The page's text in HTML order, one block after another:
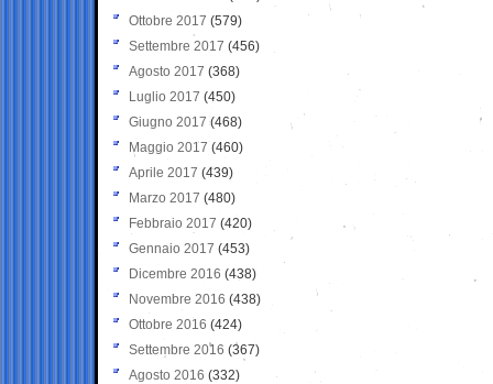
Ottobre 2017 (579)
Settembre 2017 (456)
Agosto 2017 (368)
Luglio 2017 (450)
Giugno 2017 (468)
Maggio 2017 (460)
Aprile 2017 (439)
Marzo 2017 (480)
Febbraio 2017 (420)
Gennaio 2017 (453)
Dicembre 2016 (438)
Novembre 2016 (438)
Ottobre 2016 (424)
Settembre 2016 (367)
Agosto 2016 (332)